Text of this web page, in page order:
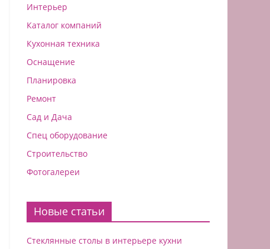
Интерьер
Каталог компаний
Кухонная техника
Оснащение
Планировка
Ремонт
Сад и Дача
Спец оборудование
Строительство
Фотогалереи
Новые статьи
Стеклянные столы в интерьере кухни